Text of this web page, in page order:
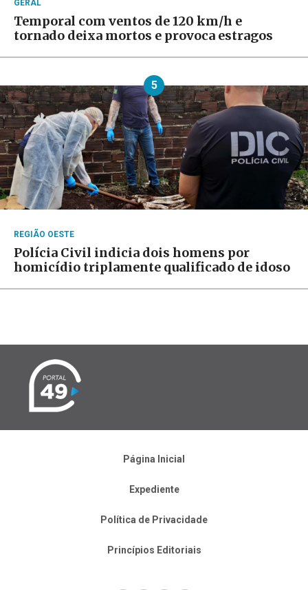
GERAL
Temporal com ventos de 120 km/h e
tornado deixa mortos e provoca estragos
5
REGIÃO OESTE
Polícia Civil indicia dois homens por
homicídio triplamente qualificado de idoso
Página Inicial
Expediente
Política de Privacidade
Princípios Editoriais